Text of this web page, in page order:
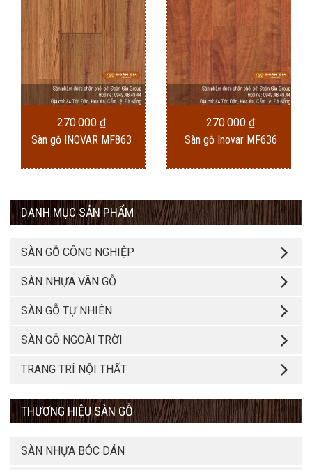
270.000 ₫
Sàn gỗ INOVAR MF863
270.000 ₫
Sàn gỗ Inovar MF636
DANH MỤC SẢN PHẨM
SÀN GỖ CÔNG NGHIỆP
SÀN NHỰA VÂN GỖ
SÀN GỖ TỰ NHIÊN
SÀN GỖ NGOÀI TRỜI
TRANG TRÍ NỘI THẤT
THƯƠNG HIỆU SÀN GỖ
SÀN NHỰA BÓC DÁN